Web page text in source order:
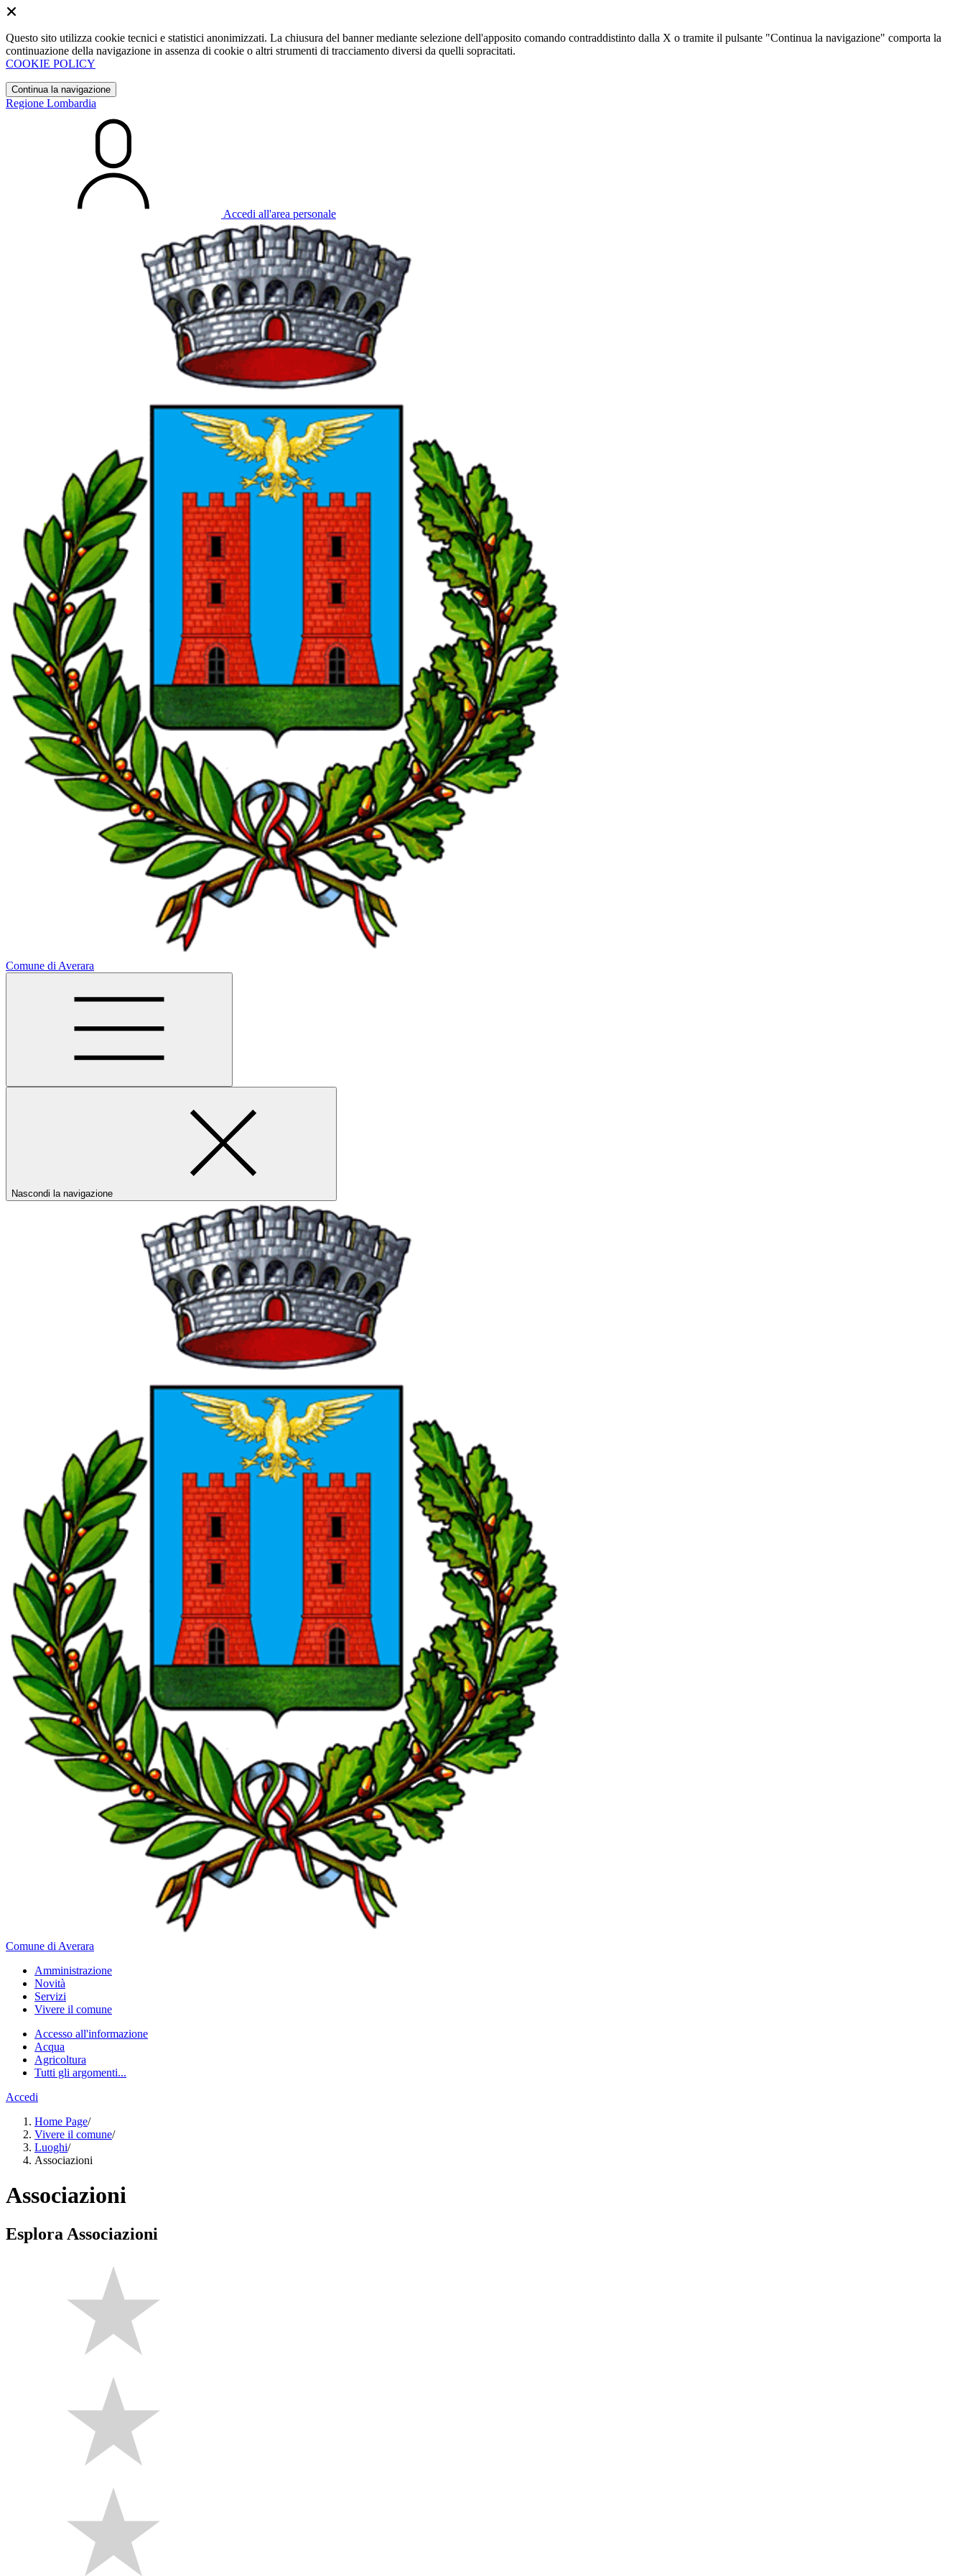
Questo sito utilizza cookie tecnici e statistici anonimizzati. La chiusura del banner mediante selezione dell'apposito comando contraddistinto dalla X o tramite il pulsante "Continua la navigazione" comporta la
continuazione della navigazione in assenza di cookie o altri strumenti di tracciamento diversi da quelli sopracitati.
COOKIE POLICY
Continua la navigazione
Regione Lombardia
Accedi all'area personale
Comune di Averara
Nascondi la navigazione
Comune di Averara
Amministrazione
Novità
Servizi
Vivere il comune
Accesso all'informazione
Acqua
Agricoltura
Tutti gli argomenti...
Accedi
Home Page/
Vivere il comune/
Luoghi/
Associazioni
Associazioni
Esplora Associazioni